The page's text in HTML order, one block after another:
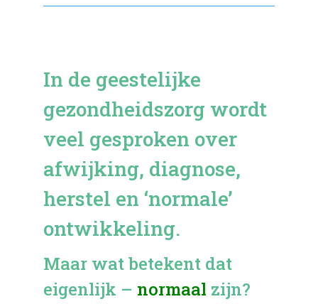
In de geestelijke
gezondheidszorg wordt
veel gesproken over
afwijking, diagnose,
herstel en ‘normale’
ontwikkeling.
Maar wat betekent dat
eigenlijk – normaal zijn?